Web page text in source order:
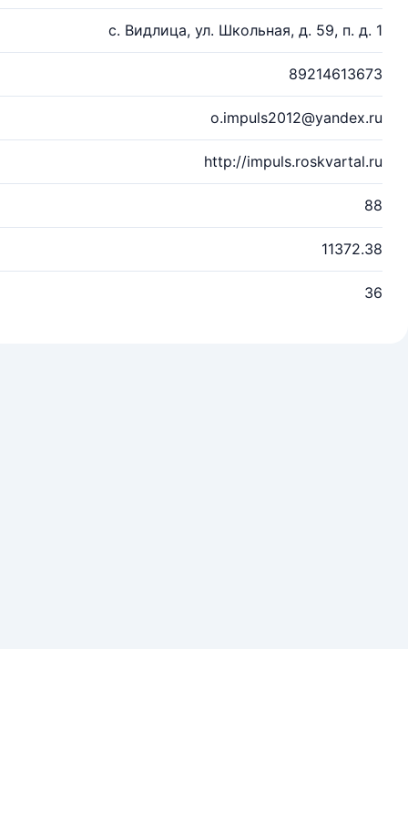
с. Видлица, ул. Школьная, д. 59, п. д. 1
89214613673
o.impuls2012@yandex.ru
http://impuls.roskvartal.ru
88
11372.38
36